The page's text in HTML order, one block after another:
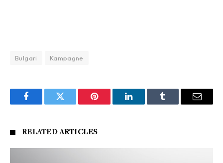
Bulgari Kampagne
FacebookTwitter Pinterest LinkedInTumblr Email
RELATEDARTICLES